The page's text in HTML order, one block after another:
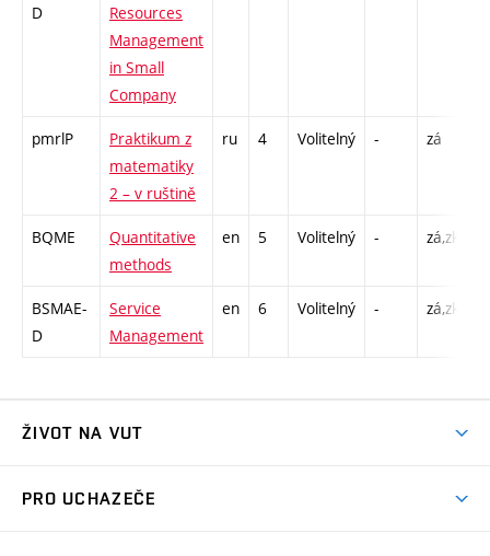
D
Resources
Management
in Small
Company
pmrlP
Praktikum z
matematiky
2 – v ruštině
ru 4 Volitelný - zá
BQME
Quantitative
methods
en 5 Volitelný - zá,zk
BSMAE-
D
Service
Management
en 6 Volitelný - zá,zk
ŽIVOT NA VUT
PRO UCHAZEČE